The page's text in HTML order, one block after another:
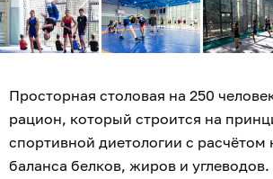
Просторная столовая на 250
рацион, который строится на
спортивной диетологии с расчётом
баланса белков, жиров и